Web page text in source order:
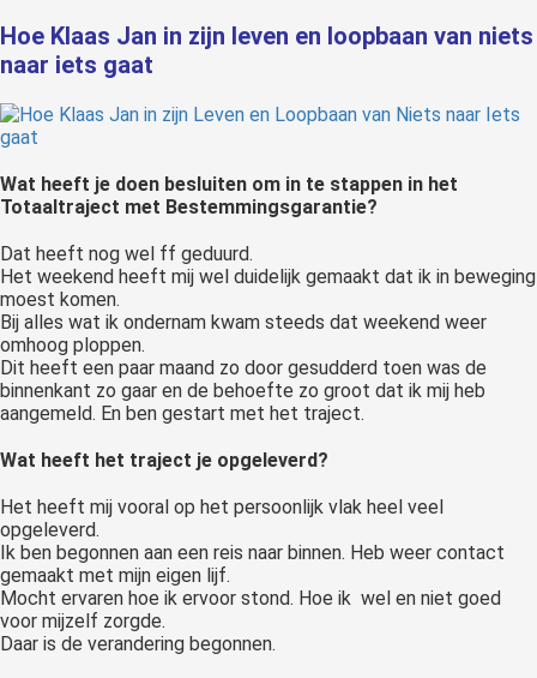
Hoe Klaas Jan in zijn leven en loopbaan van niets
naar iets gaat
Wat heeft je doen besluiten om in te stappen in het
Totaaltraject met Bestemmingsgarantie?
Dat heeft nog wel ff geduurd.
Het weekend heeft mij wel duidelijk gemaakt dat ik in beweging
moest komen.
Bij alles wat ik ondernam kwam steeds dat weekend weer
omhoog ploppen.
Dit heeft een paar maand zo door gesudderd toen was de
binnenkant zo gaar en de behoefte zo groot dat ik mij heb
aangemeld. En ben gestart met het traject.
Wat heeft het traject je opgeleverd?
Het heeft mij vooral op het persoonlijk vlak heel veel
opgeleverd.
Ik ben begonnen aan een reis naar binnen. Heb weer contact
gemaakt met mijn eigen lijf.
Mocht ervaren hoe ik ervoor stond. Hoe ik wel en niet goed
voor mijzelf zorgde.
Daar is de verandering begonnen.